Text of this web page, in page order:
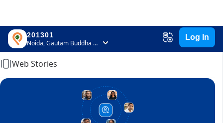
201301
Noida, Gautam Buddha Nagar, Uttar Pradesh
Log In
Home
Web Stories